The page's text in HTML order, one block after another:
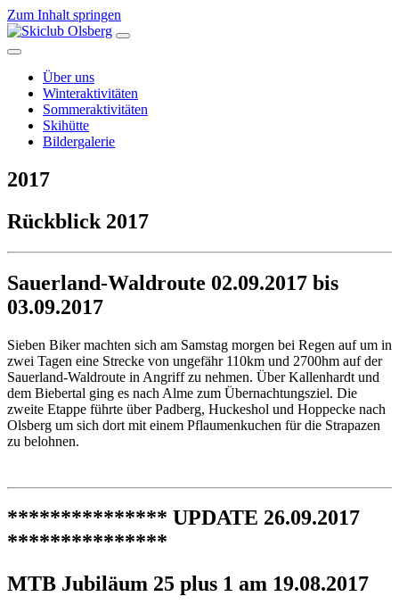
Zum Inhalt springen
Hauptnavigation
Über uns
Winteraktivitäten
Sommeraktivitäten
Skihütte
Bildergalerie
2017
Rückblick 2017
Sauerland-Waldroute 02.09.2017 bis
03.09.2017
Sieben Biker machten sich am Samstag morgen bei Regen auf um in
zwei Tagen eine Strecke von ungefähr 110km und 2700hm auf der
Sauerland-Waldroute in Angriff zu nehmen. Über Kallenhardt und
dem Biebertal ging es nach Alme zum Übernachtungsziel. Die
zweite Etappe führte über Padberg, Huckeshol und Hoppecke nach
Olsberg um sich dort mit einem Pflaumenkuchen für die Strapazen
zu belohnen.
*************** UPDATE 26.09.2017
***************
MTB Jubiläum 25 plus 1 am 19.08.2017